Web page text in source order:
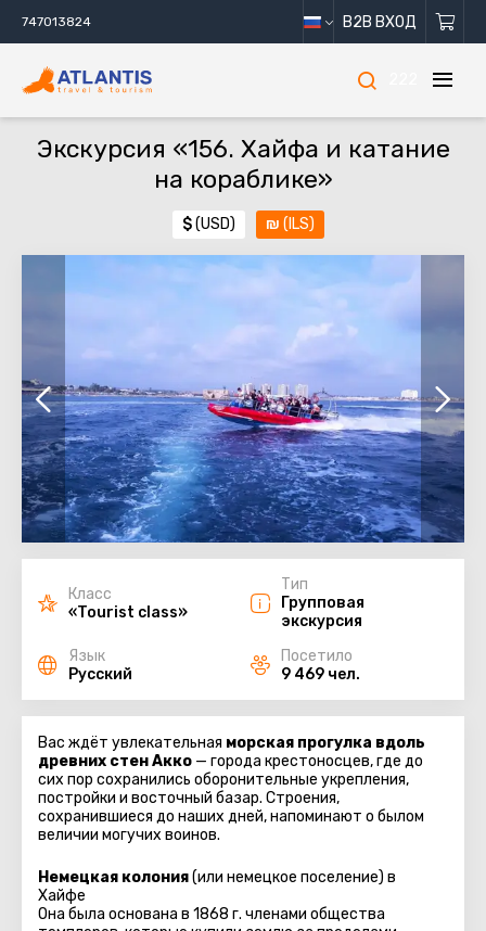
747013824 B2B ВХОД
Экскурсия «156. Хайфа и катание
на кораблике»
$(USD) ₪ (ILS)
Класс
«Tourist class»
Тип
Групповая
экскурсия
Язык
Русский
Посетило
9 469 чел.
Вас ждёт увлекательная морская прогулка вдоль
древних стен Акко — города крестоносцев, где до
сих пор сохранились оборонительные укрепления,
постройки и восточный базар. Строения,
сохранившиеся до наших дней, напоминают о былом
величии могучих воинов.
Немецкая колония(или немецкое поселение) в
Хайфе
Она была основана в 1868 г. членами общества